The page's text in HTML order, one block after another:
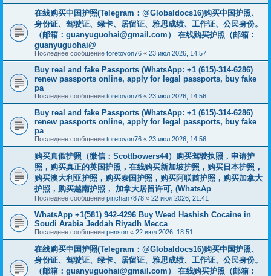
在线购买中国护照(Telegram：@Globaldocs16)购买中国护照、
身份证、驾驶证、绿卡、居留证、雅思成绩、工作证、公民身份。
（邮箱： guanyuguohai@gmail.com ） 在线购买护照（邮箱：
guanyuguohai@
Последнее сообщение toretovon76 « 23 июл 2026, 14:57
Buy real and fake Passports (WhatsApp: +1 (615)-314-6286)
renew passports online, apply for legal passports, buy fake
pa
Последнее сообщение toretovon76 « 23 июл 2026, 14:56
Buy real and fake Passports (WhatsApp: +1 (615)-314-6286)
renew passports online, apply for legal passports, buy fake
pa
Последнее сообщение toretovon76 « 23 июл 2026, 14:56
购买真假护照（微信：Scottbowers44）购买驾驶执照，申请护
照，购买真正的英国护照，在线购买新加坡护照，购买日本护照，
购买澳大利亚护照，购买泰国护照，购买阿联酋护照，购买加拿大
护照，购买越南护照， 加拿大居留许可, (WhatsAp
Последнее сообщение pinchan7878 « 22 июл 2026, 21:41
WhatsApp +1(581) 942-4296 Buy Weed Hashish Cocaine in
Soudi Arabia Jeddah Riyadh Mecca
Последнее сообщение penson « 22 июл 2026, 18:51
在线购买中国护照(Telegram：@Globaldocs16)购买中国护照、
身份证、驾驶证、绿卡、居留证、雅思成绩、工作证、公民身份。
（邮箱： guanyuguohai@gmail.com ） 在线购买护照（邮箱：